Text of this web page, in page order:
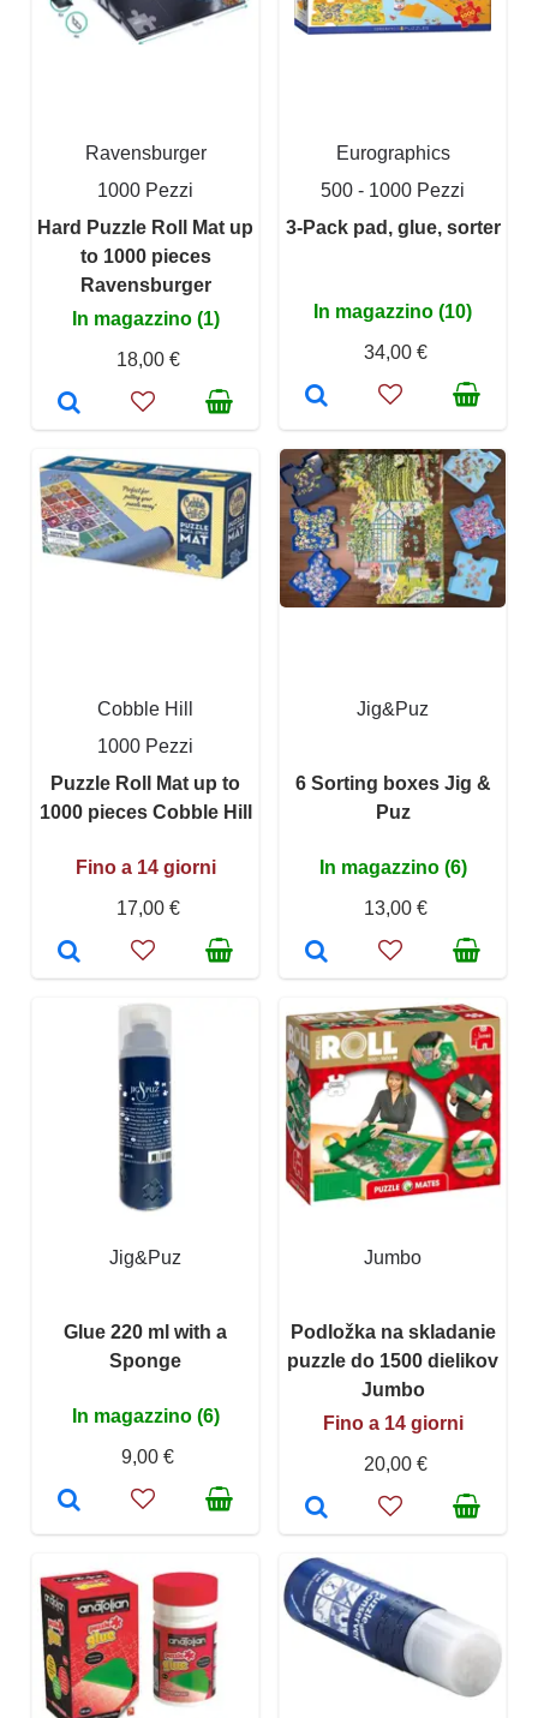
Ravensburger
1000 Pezzi
Hard Puzzle Roll Mat up
to 1000 pieces
Ravensburger
In magazzino (1)
18,00 €
Eurographics
500 - 1000 Pezzi
3-Pack pad, glue, sorter
In magazzino (10)
34,00 €
Cobble Hill
1000 Pezzi
Puzzle Roll Mat up to
1000 pieces Cobble Hill
Fino a 14 giorni
17,00 €
Jig&Puz
6 Sorting boxes Jig &
Puz
In magazzino (6)
13,00 €
Jig&Puz
Glue 220 ml with a
Sponge
In magazzino (6)
9,00 €
Jumbo
Podložka na skladanie
puzzle do 1500 dielikov
Jumbo
Fino a 14 giorni
20,00 €